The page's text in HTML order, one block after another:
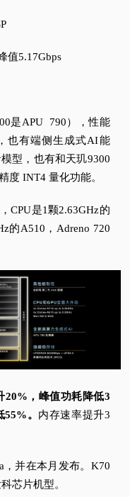
值5.17Gbps
是APU 790），性能
也有端侧生成式AI能
型，也有和天玑9300
度 INT4 量化功能。
CPU是1颗2.63GHz的
的A510，Adreno 720
20%，峰值功耗降低3
。 内存速率提升3
并在本月发布。 K70
芯片机型。